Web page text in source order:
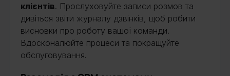
клієнтів. Прослуховуйте записи розмов та
дивіться звіти журналу дзвінків, щоб робити
висновки про роботу вашої команди.
Вдосконалюйте процеси та покращуйте
обслуговування.